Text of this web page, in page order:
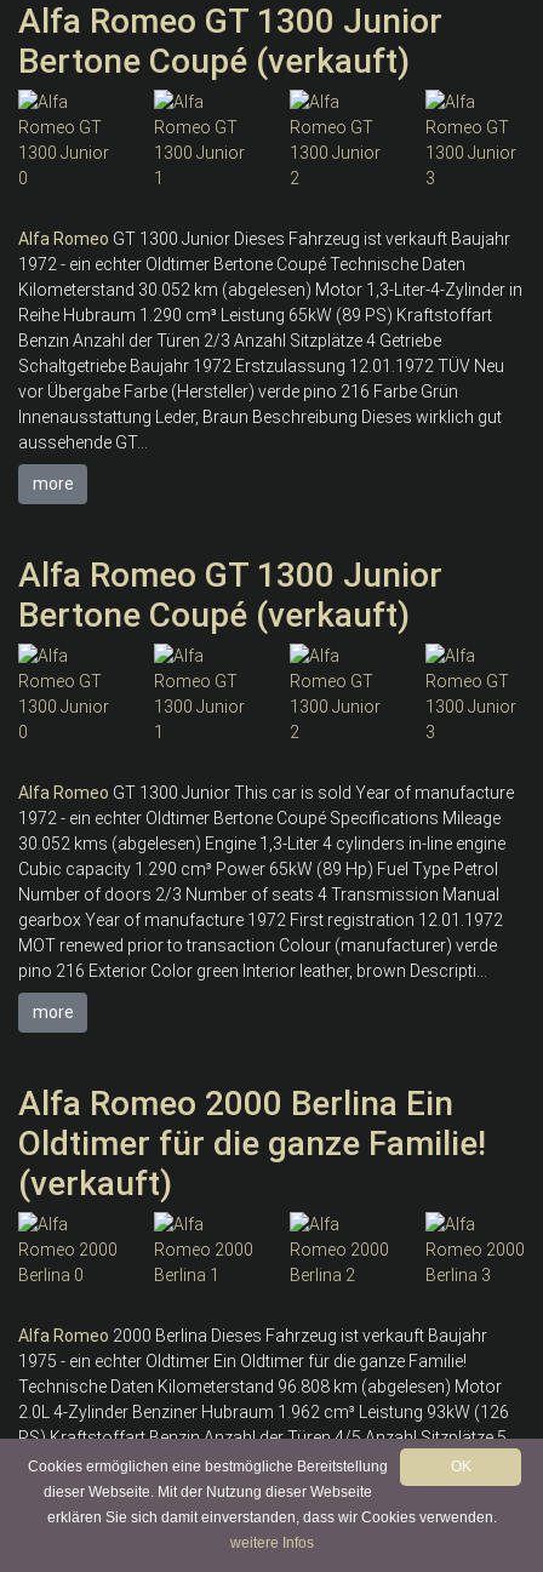
Alfa Romeo GT 1300 Junior
Bertone Coupé (verkauft)
Alfa Romeo GT 1300 Junior Dieses Fahrzeug ist verkauft Baujahr
1972 - ein echter Oldtimer Bertone Coupé Technische Daten
Kilometerstand 30.052 km (abgelesen) Motor 1,3-Liter-4-Zylinder in
Reihe Hubraum 1.290 cm³ Leistung 65kW (89 PS) Kraftstoffart
Benzin Anzahl der Türen 2/3 Anzahl Sitzplätze 4 Getriebe
Schaltgetriebe Baujahr 1972 Erstzulassung 12.01.1972 TÜV Neu
vor Übergabe Farbe (Hersteller) verde pino 216 Farbe Grün
Innenausstattung Leder, Braun Beschreibung Dieses wirklich gut
aussehende GT...
more
Alfa Romeo GT 1300 Junior
Bertone Coupé (verkauft)
Alfa Romeo GT 1300 Junior This car is sold Year of manufacture
1972 - ein echter Oldtimer Bertone Coupé Specifications Mileage
30.052 kms (abgelesen) Engine 1,3-Liter 4 cylinders in-line engine
Cubic capacity 1.290 cm³ Power 65kW (89 Hp) Fuel Type Petrol
Number of doors 2/3 Number of seats 4 Transmission Manual
gearbox Year of manufacture 1972 First registration 12.01.1972
MOT renewed prior to transaction Colour (manufacturer) verde
pino 216 Exterior Color green Interior leather, brown Descripti...
more
Alfa Romeo 2000 Berlina Ein
Oldtimer für die ganze Familie!
(verkauft)
Alfa Romeo 2000 Berlina Dieses Fahrzeug ist verkauft Baujahr
1975 - ein echter Oldtimer Ein Oldtimer für die ganze Familie!
Technische Daten Kilometerstand 96.808 km (abgelesen) Motor
2.0L 4-Zylinder Benziner Hubraum 1.962 cm³ Leistung 93kW (126
PS) Kraftstoffart Benzin Anzahl der Türen 4/5 Anzahl Sitzplätze 5
Getriebe Schaltgetriebe Baujahr 1975 Erstzulassung 11.11.1975
Farbe Blau Innenausstattung Leder, Beige Beschreibung Diese
schicke 2000 Berlina wurde im Oktober 1975 von Herrn Gino
OK
Cookies ermöglichen eine bestmögliche Bereitstellung
dieser Webseite. Mit der Nutzung dieser Webseite
erklären Sie sich damit einverstanden, dass wir Cookies verwenden.
weitere Infos